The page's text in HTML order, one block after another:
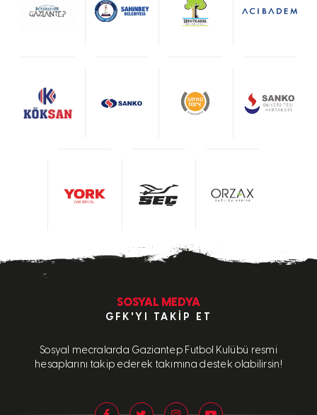
SOSYAL MEDYA
GFK'YI TAKIP ET
Sosyal mecralarda Gaziantep Futbol Kulübü resmi
hesaplarını takip ederek takımına destek olabilirsin!